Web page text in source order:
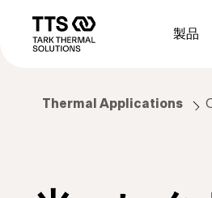
製品
Thermal Applications